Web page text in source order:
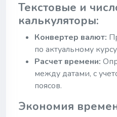
Текстовые и
калькуляторы:
Конвертер валют:
по актуальному
Расчет времени:
между датами, с
поясов.
Экономия